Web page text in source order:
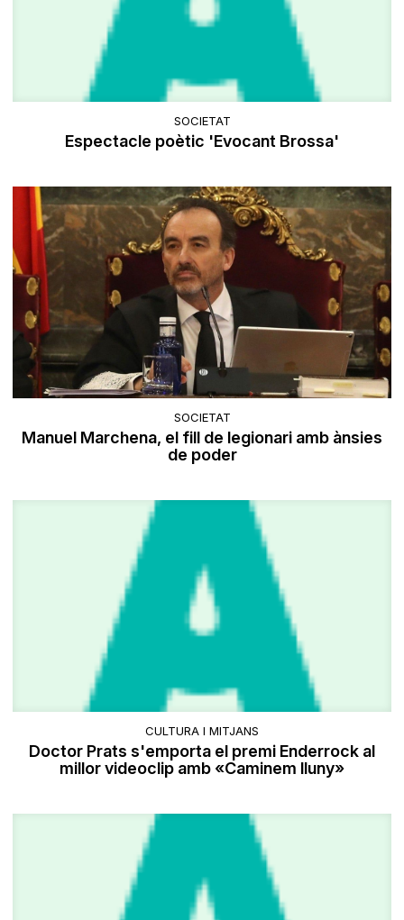
SOCIETAT
Espectacle poètic 'Evocant Brossa'
SOCIETAT
Manuel Marchena, el fill de legionari amb ànsies
de poder
CULTURA I MITJANS
Doctor Prats s'emporta el premi Enderrock al
millor videoclip amb «Caminem lluny»